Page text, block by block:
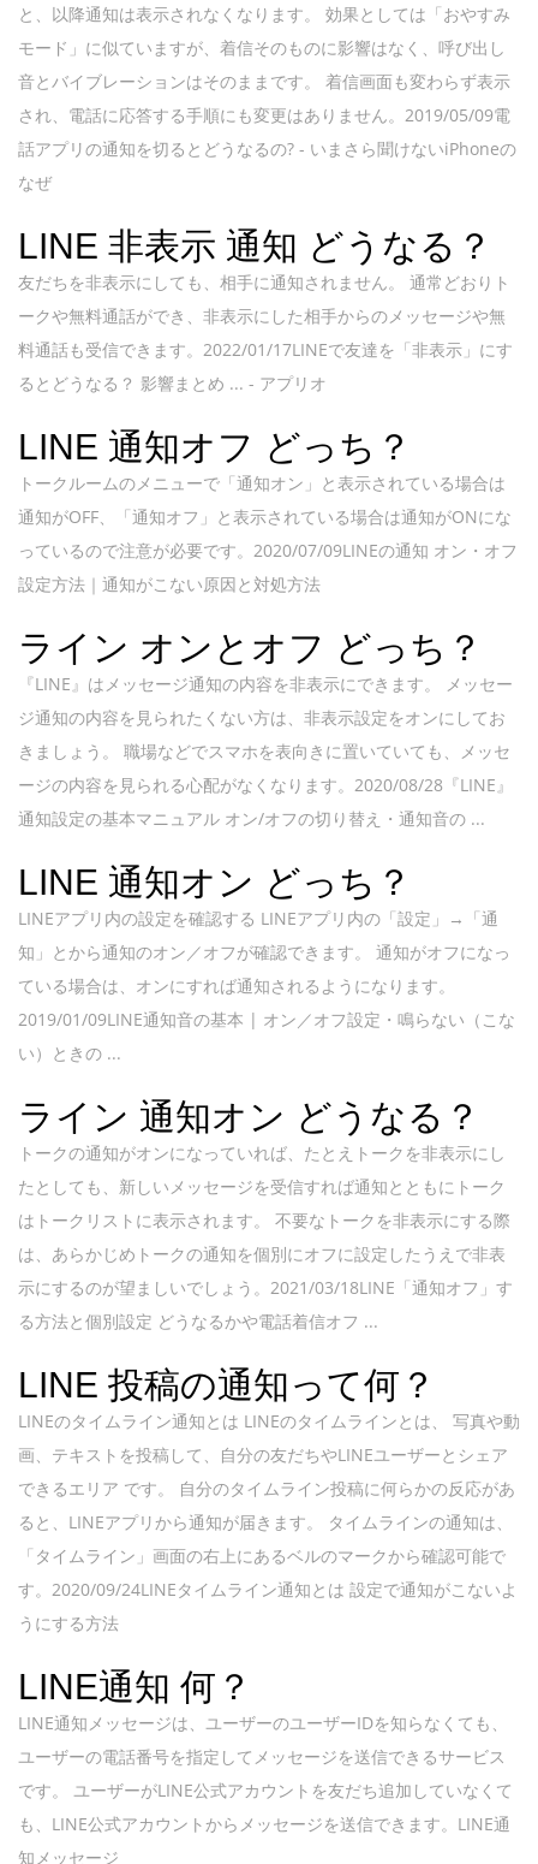
と、以降通知は表示されなくなります。 効果としては「おやすみ
モード」に似ていますが、着信そのものに影響はなく、呼び出し
音とバイブレーションはそのままです。 着信画面も変わらず表示
され、電話に応答する手順にも変更はありません。2019/05/09電
話アプリの通知を切るとどうなるの? - いまさら聞けないiPhoneの
なぜ
LINE 非表示 通知 どうなる？
友だちを非表示にしても、相手に通知されません。 通常どおりト
ークや無料通話ができ、非表示にした相手からのメッセージや無
料通話も受信できます。2022/01/17LINEで友達を「非表示」にす
るとどうなる？ 影響まとめ ... - アプリオ
LINE 通知オフ どっち？
トークルームのメニューで「通知オン」と表示されている場合は
通知がOFF、「通知オフ」と表示されている場合は通知がONにな
っているので注意が必要です。2020/07/09LINEの通知 オン・オフ
設定方法｜通知がこない原因と対処方法
ライン オンとオフ どっち？
『LINE』はメッセージ通知の内容を非表示にできます。 メッセー
ジ通知の内容を見られたくない方は、非表示設定をオンにしてお
きましょう。 職場などでスマホを表向きに置いていても、メッセ
ージの内容を見られる心配がなくなります。2020/08/28『LINE』
通知設定の基本マニュアル オン/オフの切り替え・通知音の ...
LINE 通知オン どっち？
LINEアプリ内の設定を確認する LINEアプリ内の「設定」→「通
知」とから通知のオン／オフが確認できます。 通知がオフになっ
ている場合は、オンにすれば通知されるようになります。
2019/01/09LINE通知音の基本 | オン／オフ設定・鳴らない（こな
い）ときの ...
ライン 通知オン どうなる？
トークの通知がオンになっていれば、たとえトークを非表示にし
たとしても、新しいメッセージを受信すれば通知とともにトーク
はトークリストに表示されます。 不要なトークを非表示にする際
は、あらかじめトークの通知を個別にオフに設定したうえで非表
示にするのが望ましいでしょう。2021/03/18LINE「通知オフ」す
る方法と個別設定 どうなるかや電話着信オフ ...
LINE 投稿の通知って何？
LINEのタイムライン通知とは LINEのタイムラインとは、 写真や動
画、テキストを投稿して、自分の友だちやLINEユーザーとシェア
できるエリア です。 自分のタイムライン投稿に何らかの反応があ
ると、LINEアプリから通知が届きます。 タイムラインの通知は、
「タイムライン」画面の右上にあるベルのマークから確認可能で
す。2020/09/24LINEタイムライン通知とは 設定で通知がこないよ
うにする方法
LINE通知 何？
LINE通知メッセージは、ユーザーのユーザーIDを知らなくても、
ユーザーの電話番号を指定してメッセージを送信できるサービス
です。 ユーザーがLINE公式アカウントを友だち追加していなくて
も、LINE公式アカウントからメッセージを送信できます。LINE通
知メッセージ